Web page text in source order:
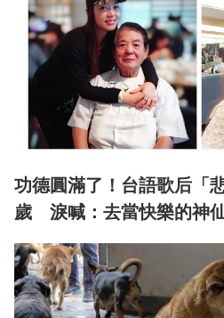
功德圓滿了！台語歌后「
歲 淚喊：去當快樂的神